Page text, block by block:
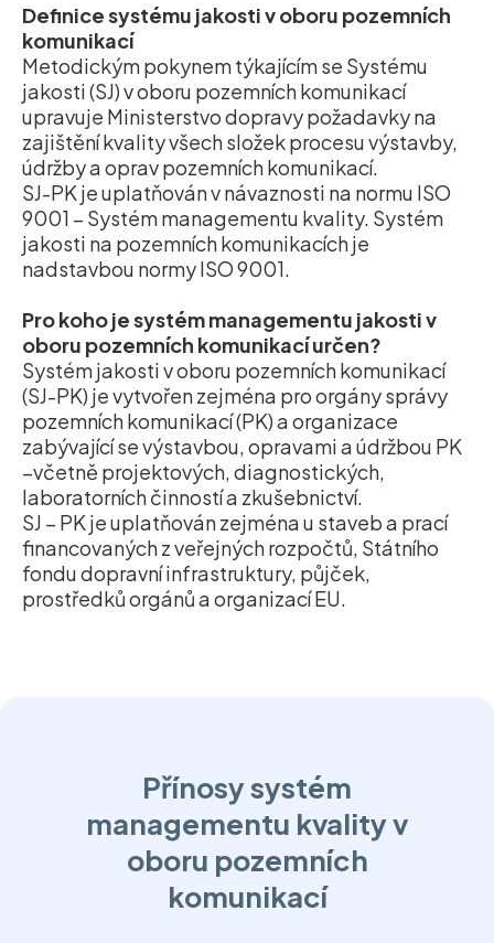
Definice systému jakosti v oboru pozemních
komunikací
Metodickým pokynem týkajícím se Systému
jakosti (SJ) v oboru pozemních komunikací
upravuje Ministerstvo dopravy požadavky na
zajištění kvality všech složek procesu výstavby,
údržby a oprav pozemních komunikací.
SJ-PK je uplatňován v návaznosti na normu ISO
9001 – Systém managementu kvality. Systém
jakosti na pozemních komunikacích je
nadstavbou normy ISO 9001.
Pro koho je systém managementu jakosti v
oboru pozemních komunikací určen?
Systém jakosti v oboru pozemních komunikací
(SJ-PK) je vytvořen zejména pro orgány správy
pozemních komunikací (PK) a organizace
zabývající se výstavbou, opravami a údržbou PK
–včetně projektových, diagnostických,
laboratorních činností a zkušebnictví.
SJ – PK je uplatňován zejména u staveb a prací
financovaných z veřejných rozpočtů, Státního
fondu dopravní infrastruktury, půjček,
prostředků orgánů a organizací EU.
Přínosy systém
managementu kvality v
oboru pozemních
komunikací